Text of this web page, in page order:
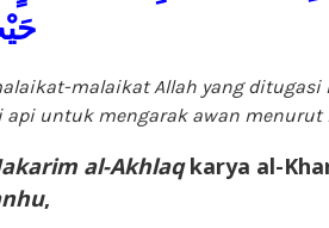
malaikat Allah yang
untuk mengarak awan menurut
al-Akhlaqkarya al-
,